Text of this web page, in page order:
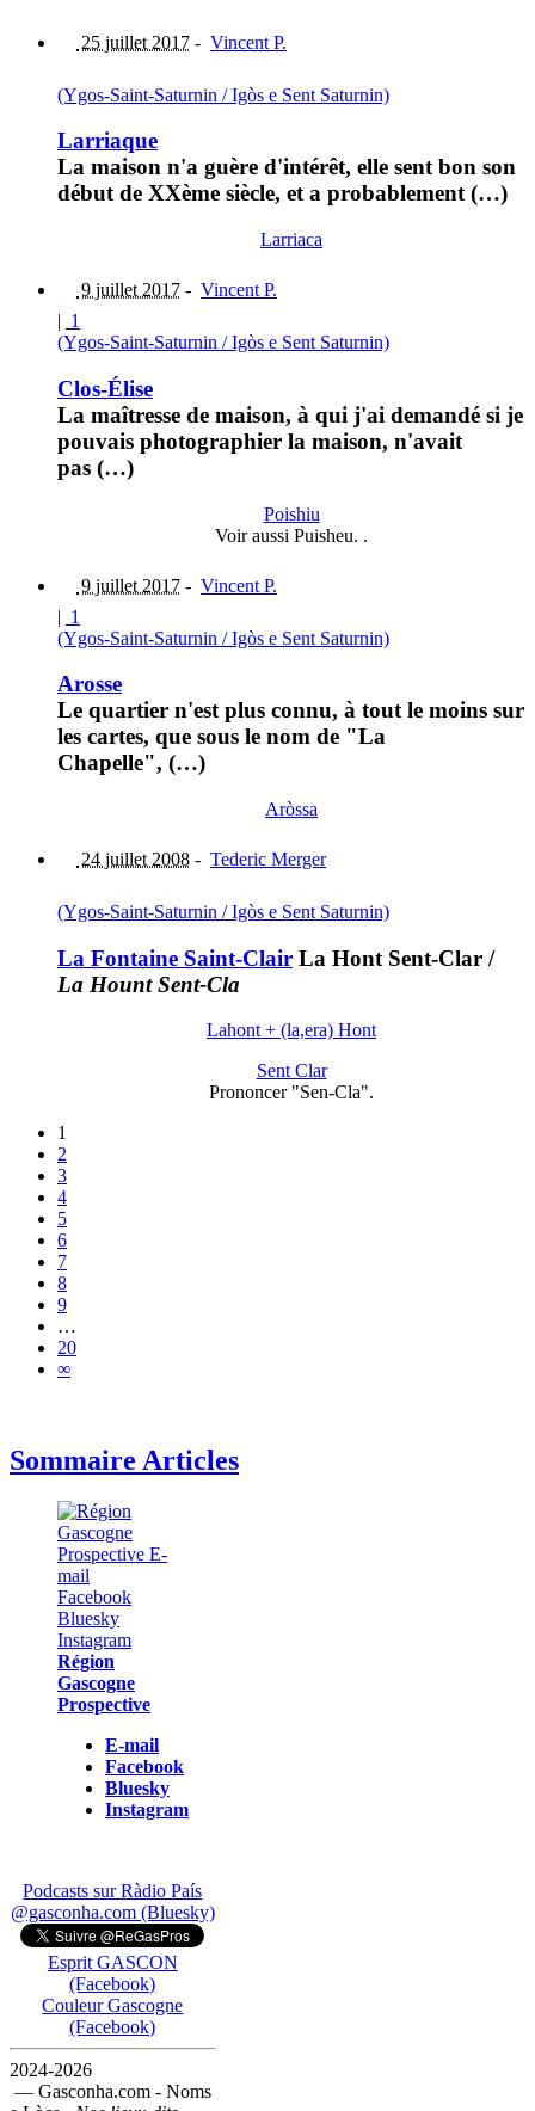
25 juillet 2017 - Vincent P.
(Ygos-Saint-Saturnin / Igòs e Sent Saturnin)
Larriaque
La maison n'a guère d'intérêt, elle sent bon son
début de XXème siècle, et a probablement (…)
Larriaca
9 juillet 2017 - Vincent P.
| 1
(Ygos-Saint-Saturnin / Igòs e Sent Saturnin)
Clos-Élise
La maîtresse de maison, à qui j'ai demandé si je
pouvais photographier la maison, n'avait
pas (…)
Poishiu
Voir aussi Puisheu. .
9 juillet 2017 - Vincent P.
| 1
(Ygos-Saint-Saturnin / Igòs e Sent Saturnin)
Arosse
Le quartier n'est plus connu, à tout le moins sur
les cartes, que sous le nom de "La
Chapelle", (…)
Aròssa
24 juillet 2008 - Tederic Merger
(Ygos-Saint-Saturnin / Igòs e Sent Saturnin)
La Fontaine Saint-Clair La Hont Sent-Clar /
La Hount Sent-Cla
Lahont + (la,era) Hont
Sent Clar
Prononcer "Sen-Cla".
1
2
3
4
5
6
7
8
9
…
20
∞
Sommaire Articles
Région
Gascogne
Prospective
E-mail
Facebook
Bluesky
Instagram
Podcasts sur Ràdio País
@gasconha.com (Bluesky)
Esprit GASCON
(Facebook)
Couleur Gascogne
(Facebook)
2024-2026
— Gasconha.com - Noms